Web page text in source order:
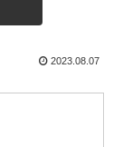
2023.08.07